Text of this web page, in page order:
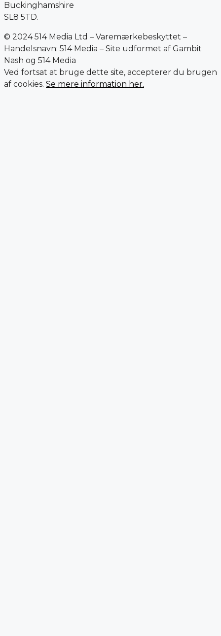
Buckinghamshire
SL8 5TD.
© 2024 514 Media Ltd – Varemærkebeskyttet –
Handelsnavn: 514 Media – Site udformet af Gambit
Nash og 514 Media
Ved fortsat at bruge dette site, accepterer du brugen
af cookies. Se mere information her.